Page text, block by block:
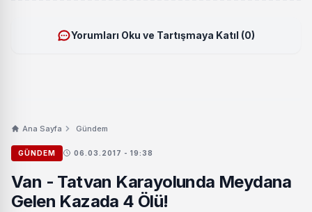
Yorumları Oku ve Tartışmaya Katıl (0)
Ana Sayfa Gündem
GÜNDEM 06.03.2017 - 19:38
Van - Tatvan Karayolunda Meydana
Gelen Kazada 4 Ölü!